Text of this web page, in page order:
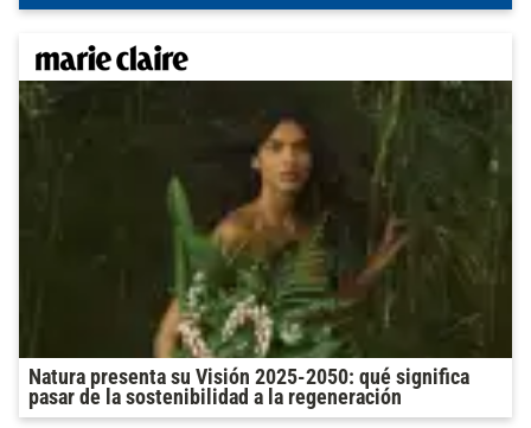
Natura presenta su Visión 2025-2050: qué significa
pasar de la sostenibilidad a la regeneración